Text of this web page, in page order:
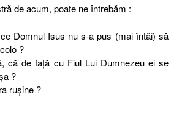
de acum, poate ne întrebăm :
Domnul Isus nu s-a pus (mai întâi) să
?
că de față cu Fiul Lui Dumnezeu ei se
?
rușine ?